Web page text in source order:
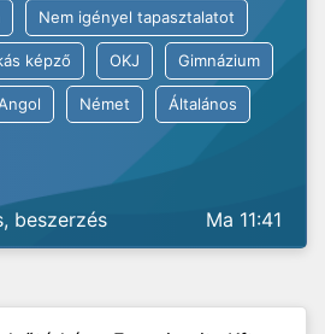
Nem igényel tapasztalatot
képző OKJ Gimnázium
Német Általános
beszerzés Ma 11:41